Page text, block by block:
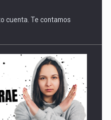
cuenta. Te contamos